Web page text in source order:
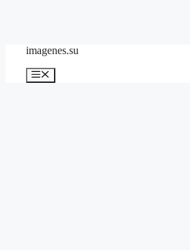
imagenes.su
Menu